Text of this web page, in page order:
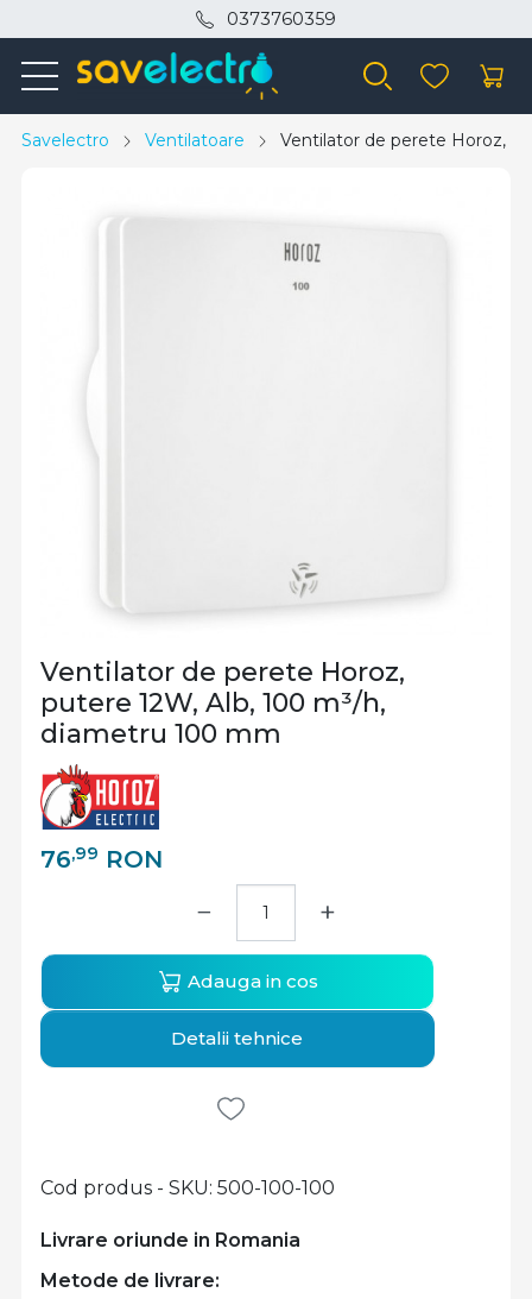
0373760359
Savelectro Ventilatoare Ventilator de perete Horoz,
Ventilator de perete Horoz,
putere 12W, Alb, 100 m³/h,
diametru 100 mm
76,99 RON
Livrare oriunde in Romania
Cod produs - SKU 500-100-100
Metode de livrare:
− +
Adauga in cos
Detalii tehnice